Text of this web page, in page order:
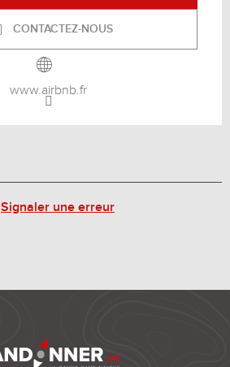
CONTACTEZ-NOUS
www.airbnb.fr
Signaler une erreur